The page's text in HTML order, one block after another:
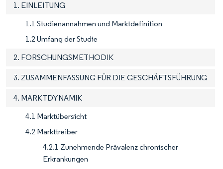
1. EINLEITUNG
1.1 Studienannahmen und Marktdefinition
1.2 Umfang der Studie
2. FORSCHUNGSMETHODIK
3. ZUSAMMENFASSUNG FÜR DIE GESCHÄFTSFÜHRUNG
4. MARKTDYNAMIK
4.1 Marktübersicht
4.2 Markttreiber
4.2.1 Zunehmende Prävalenz chronischer
Erkrankungen